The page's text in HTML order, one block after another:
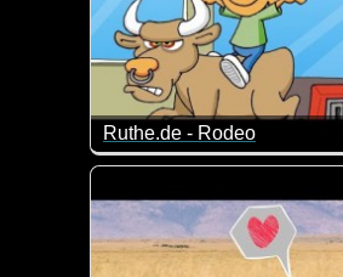
Ruthe.de - Rodeo
Auch eine Art der